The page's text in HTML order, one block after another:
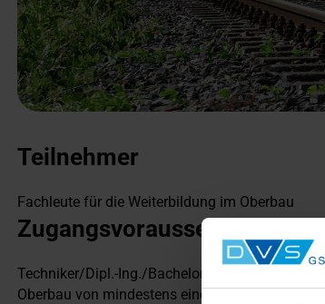
Teilnehmer
Fachleute für die Weiterbildung im Oberbau
Zugangsvoraussetzungen
Techniker/Dipl.-Ing./Bachelor/Master Bereich
Oberbau von mindestens einem Jahr.